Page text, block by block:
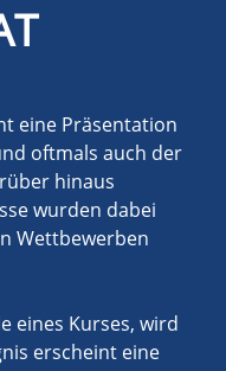
eine Präsentation
oftmals auch der
hinaus
wurden dabei
Wettbewerben
eines Kurses, wird
erscheint eine